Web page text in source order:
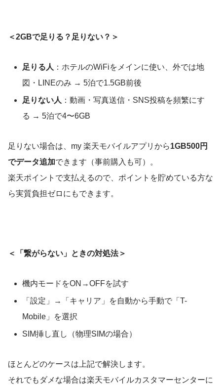
＜2GBで足りる？足りない？＞
足りる人 ：ホテルのWiFiをメインに使い、外では地
図・LINEのみ → 5泊で1.5GB前後
足りない人 ：動画・写真送信・SNS投稿を頻繁にす
る → 5泊で4〜6GB
足りない場合は、my 楽天モバイルアプリから1GB500円
でデータ追加できます（事前購入も可）。
楽天ポイントで支払えるので、ポイントを貯めている方な
ら実質負担ゼロにもできます。
＜「繋がらない」ときの対処法＞
機内モードをON→OFFを試す
「設定」→「キャリア」を自動から手動で「T-
Mobile」を選択
SIM挿し直し（物理SIMの場合）
ほとんどのケースは上記で解決します。
それでもダメな場合は楽天モバイルカスタマーセンターに